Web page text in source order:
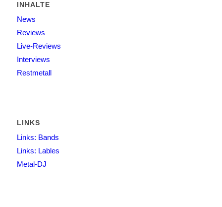
INHALTE
News
Reviews
Live-Reviews
Interviews
Restmetall
LINKS
Links: Bands
Links: Lables
Metal-DJ